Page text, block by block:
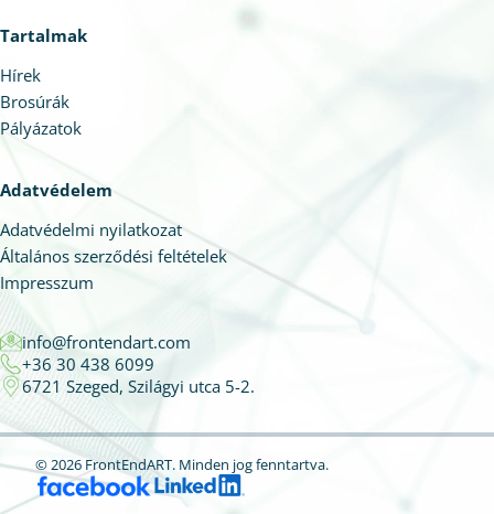
Tartalmak
Hírek
Brosúrák
Pályázatok
Adatvédelem
Adatvédelmi nyilatkozat
Általános szerződési feltételek
Impresszum
info@frontendart.com
+36 30 438 6099
6721 Szeged, Szilágyi utca 5-2.
© 2026 FrontEndART. Minden jog fenntartva.